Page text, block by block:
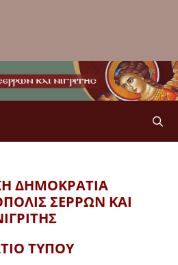
ΔΗΜΟΚΡΑΤΙΑ
ΣΕΡΡΩΝ ΚΑΙ
ΤΥΠΟΥ